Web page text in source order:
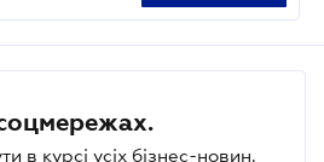
в курсі усіх бізнес-новин.